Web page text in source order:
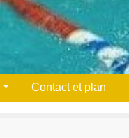
Contact et plan